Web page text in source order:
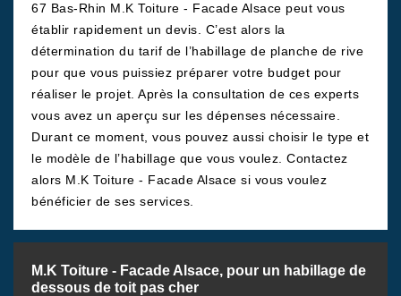
67 Bas-Rhin M.K Toiture - Facade Alsace peut vous
établir rapidement un devis. C’est alors la
détermination du tarif de l’habillage de planche de rive
pour que vous puissiez préparer votre budget pour
réaliser le projet. Après la consultation de ces experts
vous avez un aperçu sur les dépenses nécessaire.
Durant ce moment, vous pouvez aussi choisir le type et
le modèle de l’habillage que vous voulez. Contactez
alors M.K Toiture - Facade Alsace si vous voulez
bénéficier de ses services.
M.K Toiture - Facade Alsace, pour un habillage de
dessous de toit pas cher